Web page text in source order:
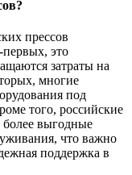
прессов
это
затраты на
многие
под
того, российские
более выгодные
что важно
поддержка в